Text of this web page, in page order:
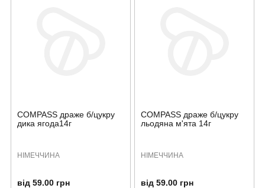
COMPASS драже б/цукру
дика ягода14г
НІМЕЧЧИНА
від 59.00 грн
COMPASS драже б/цукру
льодяна м'ята 14г
НІМЕЧЧИНА
від 59.00 грн